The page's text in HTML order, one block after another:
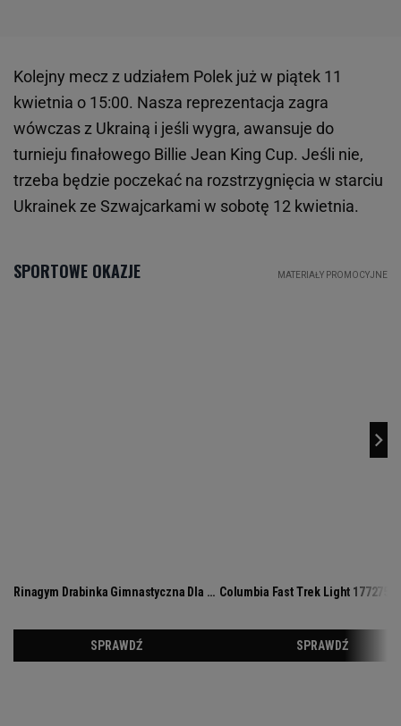
Kolejny mecz z udziałem Polek już w piątek 11
kwietnia o 15:00. Nasza reprezentacja zagra
wówczas z Ukrainą i jeśli wygra, awansuje do
turnieju finałowego Billie Jean King Cup. Jeśli nie,
trzeba będzie poczekać na rozstrzygnięcia w starciu
Ukrainek ze Szwajcarkami w sobotę 12 kwietnia.